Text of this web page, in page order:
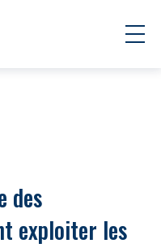
des
exploiter les